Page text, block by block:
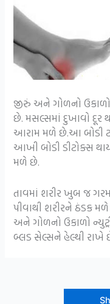
જીરું અને ગોળનો
છે. મસલ્સમાં દુખાવો દૂર
આરામ મળે છે.આ બોડી
આખી બોડી ડીટોક્સ
મળે છે.
તાવમાં શરીર ખુબ જ
પીવાથી શરીરને ઠંડક
અને ગોળનો ઉકાળો
બ્લડ સેલ્સને હેલ્થી રાખે